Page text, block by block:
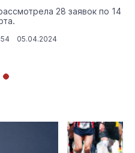
28 заявок по 14
05.04.2024